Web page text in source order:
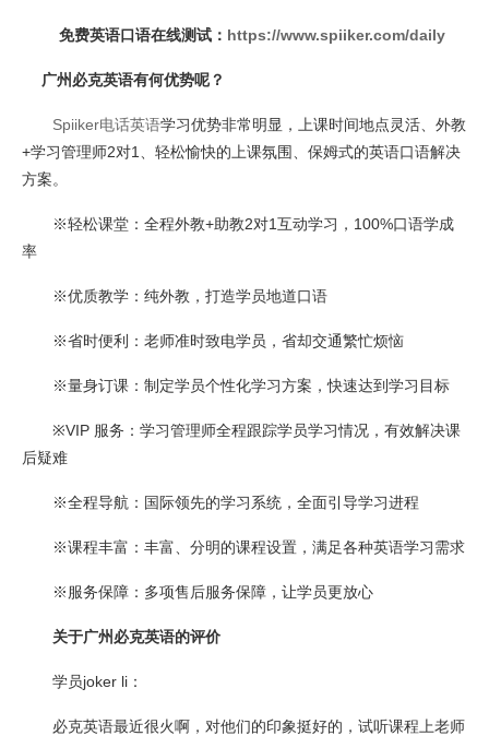
免费英语口语在线测试： https://www.spiiker.com/daily
广州必克英语有何优势呢？
Spiiker电话英语学习优势非常明显，上课时间地点灵活、外教
+学习管理师2对1、轻松愉快的上课氛围、保姆式的英语口语解决
方案。
※轻松课堂：全程外教+助教2对1互动学习，100%口语学成
率
※优质教学：纯外教，打造学员地道口语
※省时便利：老师准时致电学员，省却交通繁忙烦恼
※量身订课：制定学员个性化学习方案，快速达到学习目标
※VIP 服务：学习管理师全程跟踪学员学习情况，有效解决课
后疑难
※全程导航：国际领先的学习系统，全面引导学习进程
※课程丰富：丰富、分明的课程设置，满足各种英语学习需求
※服务保障：多项售后服务保障，让学员更放心
关于广州必克英语的评价
学员joker li：
必克英语最近很火啊，对他们的印象挺好的，试听课程上老师